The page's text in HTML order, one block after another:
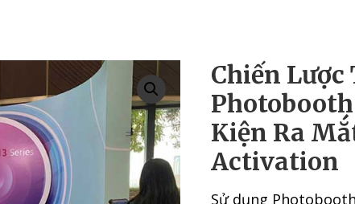
Chiến Lược
Kiện Ra
Activation
Sử dụng